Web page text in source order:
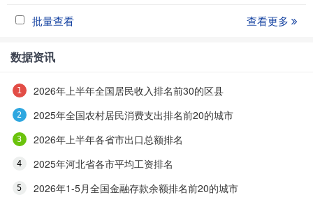
批量查看 查看更多
数据资讯
2026年上半年全国居民收入排名前30的区县
2025年全国农村居民消费支出排名前20的城市
2026年上半年各省市出口总额排名
2025年河北省各市平均工资排名
2026年1-5月全国金融存款余额排名前20的城市